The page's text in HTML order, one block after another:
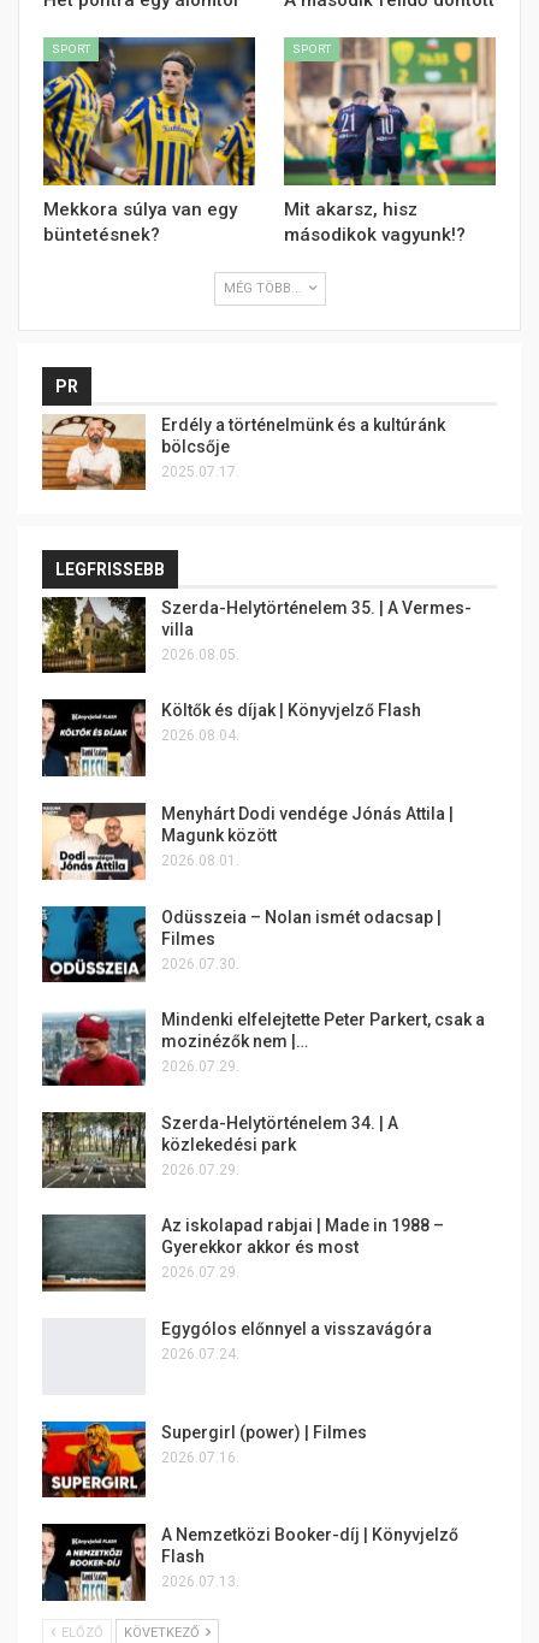
SPORT
Mekkora súlya van egy
büntetésnek?
SPORT
Mit akarsz, hisz
másodikok vagyunk!?
MÉG TÖBB...
PR
Erdély a történelmünk és a kultúránk
bölcsője
2025.07.17.
LEGFRISSEBB
Szerda-Helytörténelem 35. | A Vermes-
villa
2026.08.05.
Költők és díjak | Könyvjelző Flash
2026.08.04.
Menyhárt Dodi vendége Jónás Attila |
Magunk között
2026.08.01.
Odüsszeia – Nolan ismét odacsap |
Filmes
2026.07.30.
Mindenki elfelejtette Peter Parkert, csak a
mozinézők nem |…
2026.07.29.
Szerda-Helytörténelem 34. | A
közlekedési park
2026.07.29.
Az iskolapad rabjai | Made in 1988 –
Gyerekkor akkor és most
2026.07.29.
Egygólos előnnyel a visszavágóra
2026.07.24.
Supergirl (power) | Filmes
2026.07.16.
A Nemzetközi Booker-díj | Könyvjelző
Flash
2026.07.13.
ELŐZŐ KÖVETKEZŐ